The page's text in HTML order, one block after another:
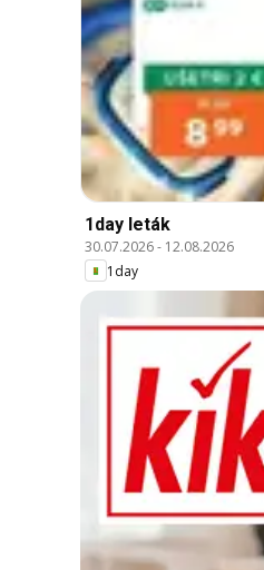
1day leták
30.07.2026- 12.08.2026
1day